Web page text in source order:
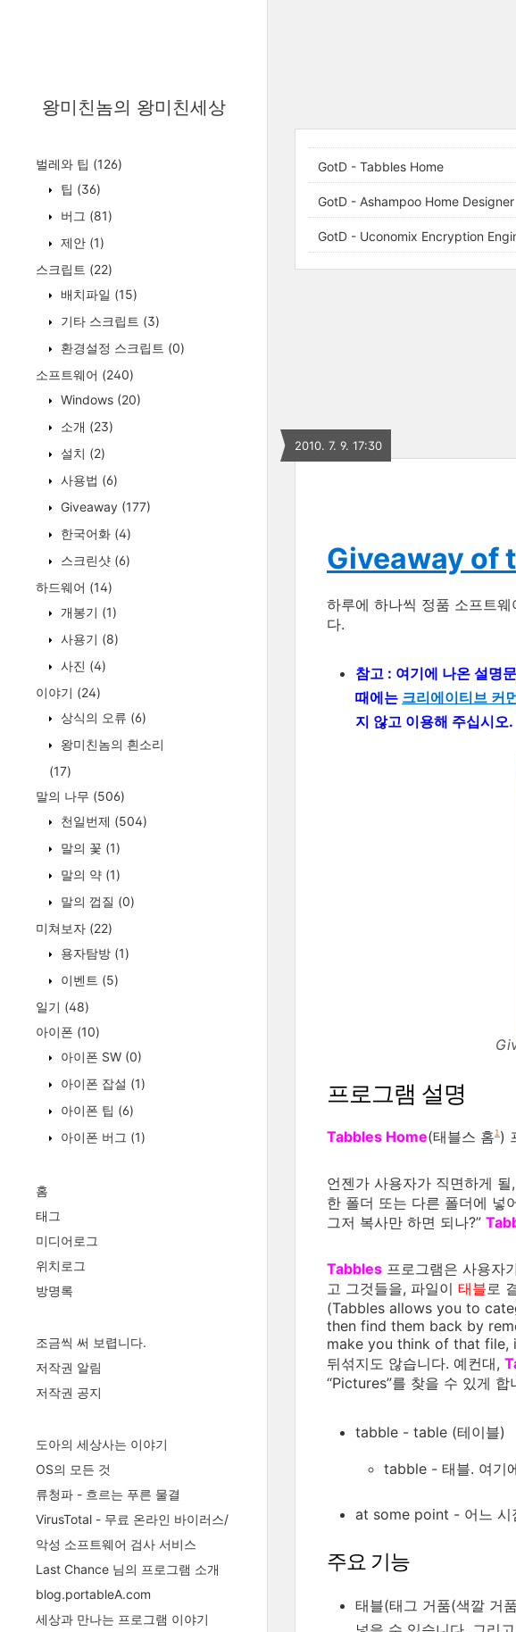
왕미친놈의 왕미친세상
벌레와 팁 (126)
팁 (36)
버그 (81)
제안 (1)
스크립트 (22)
배치파일 (15)
기타 스크립트 (3)
환경설정 스크립트 (0)
소프트웨어 (240)
Windows (20)
소개 (23)
설치 (2)
사용법 (6)
Giveaway (177)
한국어화 (4)
스크린샷 (6)
하드웨어 (14)
개봉기 (1)
사용기 (8)
사진 (4)
이야기 (24)
상식의 오류 (6)
왕미친놈의 흰소리
(17)
말의 나무 (506)
천일번제 (504)
말의 꽃 (1)
말의 약 (1)
말의 껍질 (0)
미쳐보자 (22)
용자탐방 (1)
이벤트 (5)
일기 (48)
아이폰 (10)
아이폰 SW (0)
아이폰 잡설 (1)
아이폰 팁 (6)
아이폰 버그 (1)
홈
태그
미디어로그
위치로그
방명록
조금씩 써 보렵니다.
저작권 알림
저작권 공지
도아의 세상사는 이야기
OS의 모든 것
류청파 - 흐르는 푸른 물결
VirusTotal - 무료 온라인 바이러스/
악성 소프트웨어 검사 서비스
Last Chance 님의 프로그램 소개
blog.portableA.com
세상과 만나는 프로그램 이야기
GotD - Tabbles Home
GotD - Ashampoo Home Designer
GotD - Uconomix Encryption
2010. 7. 9. 17:30
Giveaway of
하루에 하나씩 정품 소프트웨
다.
참고 : 여기에 나온 설명
때에는 크리에이티브
지 않고 이용해 주십시오.
프로그램 설명
Tabbles Home(태블스 홈1)
언젠가 사용자가 직면하게
한 폴더 또는 다른 폴더에 넣
그저 복사만 하면 되나?”
Tabbles 프로그램은 사용자
고 그것들을, 파일이 태블로
(Tabbles allows you to
then find them back by
make you think of that file,
뒤섞지도 않습니다. 예컨대,
“Pictures”를 찾을 수 있게
tabble - table (테이블)
tabble - 태블. 여기
at some point - 어느 시
주요 기능
태블(태그 거품(색깔 거